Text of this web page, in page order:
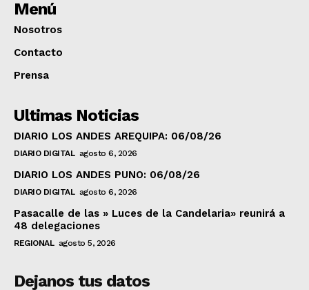
Menú
Nosotros
Contacto
Prensa
Ultimas Noticias
DIARIO LOS ANDES AREQUIPA: 06/08/26
DIARIO DIGITAL agosto 6, 2026
DIARIO LOS ANDES PUNO: 06/08/26
DIARIO DIGITAL agosto 6, 2026
Pasacalle de las » Luces de la Candelaria» reunirá a
48 delegaciones
REGIONAL agosto 5, 2026
Dejanos tus datos